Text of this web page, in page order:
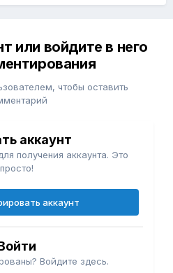
или войдите в него
чтобы оставить
аккаунт
получения аккаунта. Это
просто!
аккаунт
Войдите здесь.